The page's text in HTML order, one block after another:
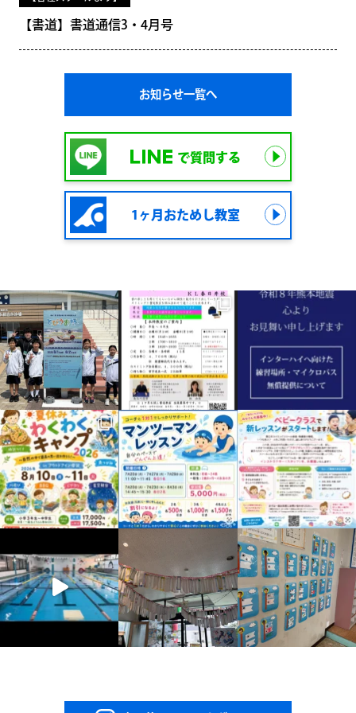
【書道】書道通信3・4月号
お知らせ一覧へ
で質問する
1ヶ月おためし教室